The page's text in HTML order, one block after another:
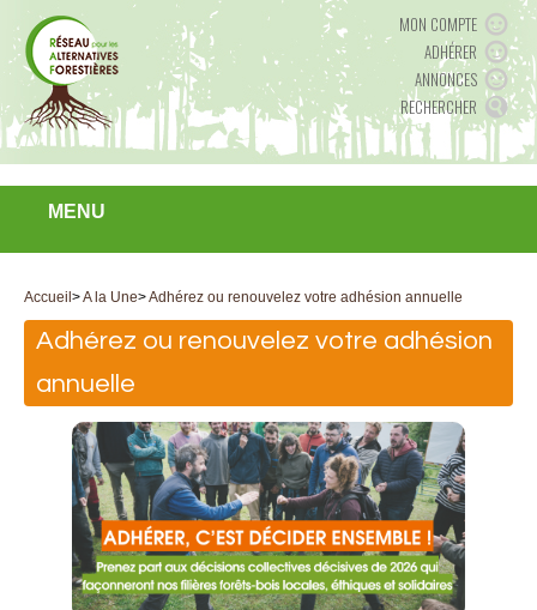
MON COMPTE
ADHÉRER
ANNONCES
RECHERCHER
MENU
Accueil >A la Une>Adhérez ou renouvelez votre adhésion annuelle
Adhérez ou renouvelez votre adhésion
annuelle